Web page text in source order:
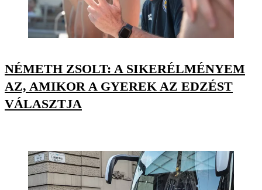
NÉMETH ZSOLT: A SIKERÉLMÉNYEM
AZ, AMIKOR A GYEREK AZ EDZÉST
VÁLASZTJA